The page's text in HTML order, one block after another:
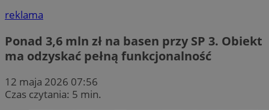
reklama
Ponad 3,6 mln zł na basen przy SP 3. Obiekt
ma odzyskać pełną funkcjonalność
12 maja 2026 07:56
Czas czytania: 5 min.